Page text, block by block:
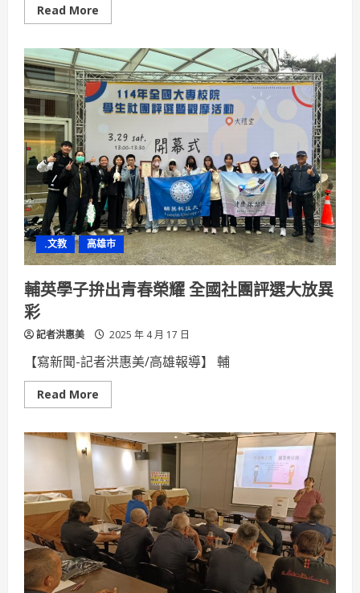
Read More
more
醫
大
攜
手
人
道
援
助
學
會
深
入
印
尼
推
動
文
化
外
交
展
現
國
懷
.文教 高雄市
輔英學子拚出青春榮耀 全國社團評選大放異
彩
記者洪惠美 2025 年 4 月 17 日
【寫新聞-記者洪惠美/高雄報導】 輔
Read More
more
英
學
子
拚
青
春
榮
耀
全
國
社
團